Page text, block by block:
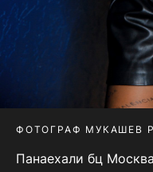
ФОТОГРАФ МУКАШЕВ
Панаехали бц Москва